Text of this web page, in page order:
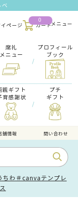
イページ
0
カート
席礼
メニュー
/
プロフィール
ブック
親ギフト
育感謝状
/
プチ
ギフト
舗情報 問い合わせ
ちわ ＃canvaテンプレ